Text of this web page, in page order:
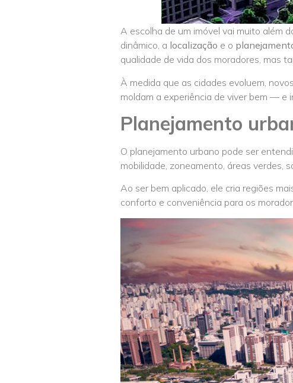
A escolha de um imóvel vai muito além
dinâmico, a localização e o
qualidade de vida dos moradores, mas
À medida que as cidades evoluem,
moldam a experiência de viver bem — e
Planejamento
O planejamento urbano pode ser
mobilidade, zoneamento, áreas verdes,
Ao ser bem aplicado, ele cria regiões
conforto e conveniência para os